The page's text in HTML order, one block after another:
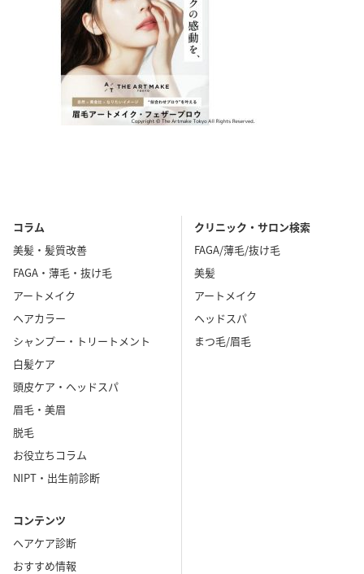
コラム
美髪・髪質改善
FAGA・薄毛・抜け毛
アートメイク
ヘアカラー
シャンプー・トリートメント
白髪ケア
頭皮ケア・ヘッドスパ
眉毛・美眉
脱毛
お役立ちコラム
NIPT・出生前診断
コンテンツ
ヘアケア診断
おすすめ情報
クリニック・サロン検索
FAGA/薄毛/抜け毛
美髪
アートメイク
ヘッドスパ
まつ毛/眉毛